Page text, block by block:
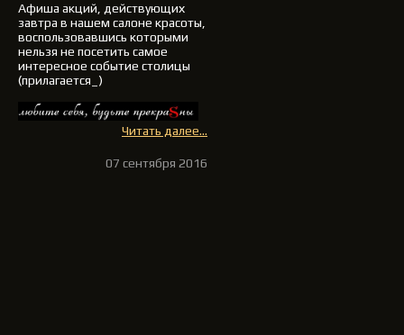
Афиша акций, действующих
завтра в нашем салоне красоты,
воспользовавшись которыми
нельзя не посетить самое
интересное событие столицы
(прилагается_)
Читать далее...
07 сентября 2016